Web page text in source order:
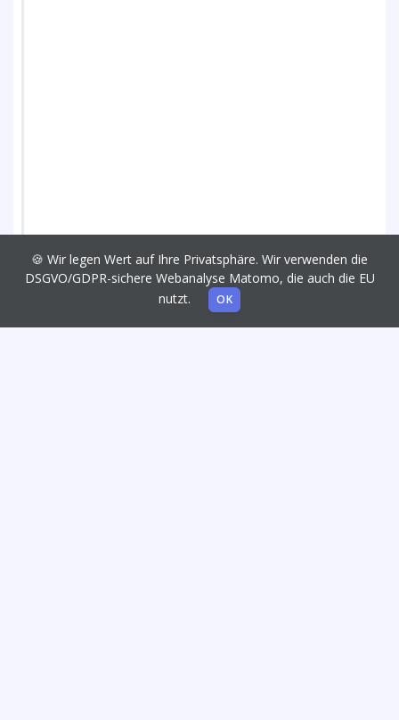
🍪 Wir legen Wert auf Ihre Privatsphäre. Wir verwenden die
DSGVO/GDPR-sichere Webanalyse Matomo, die auch die EU
nutzt.
OK